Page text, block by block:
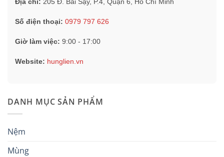
Số điện thoại: 0979 797 626
Giờ làm việc: 9:00 - 17:00
Website: hunglien.vn
DANH MỤC SẢN PHẨM
Nệm
Mùng